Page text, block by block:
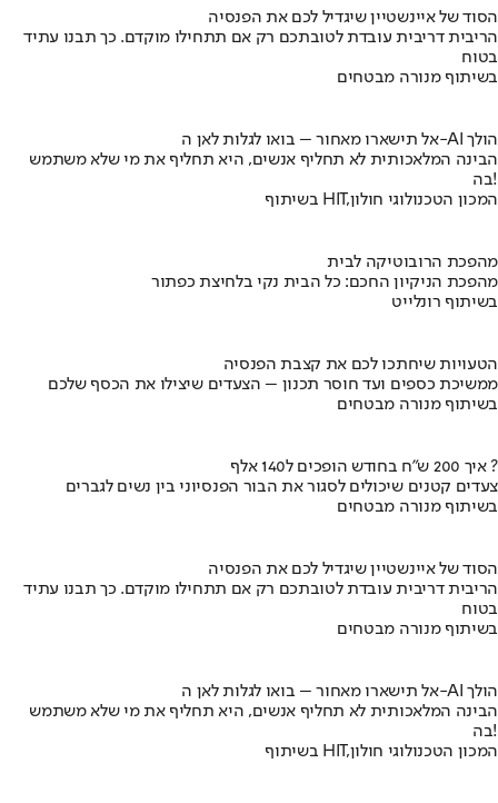
הסוד של איינשטיין שיגדיל לכם את הפנסיה
הריבית דריבית עובדת לטובתכם רק אם תתחילו מוקדם. כך תבנו עתיד
בטוח
בשיתוף מנורה מבטחים
אל תישארו מאחור – בואו לגלות לאן ה-AI הולך
הבינה המלאכותית לא תחליף אנשים, היא תחליף את מי שלא משתמש
בה!
בשיתוף HIT,המכון הטכנולוגי חולון
מהפכת הרובוטיקה לבית
מהפכת הניקיון החכם: כל הבית נקי בלחיצת כפתור
בשיתוף רונלייט
הטעויות שיחתכו לכם את קצבת הפנסיה
ממשיכת כספים ועד חוסר תכנון – הצעדים שיצילו את הכסף שלכם
בשיתוף מנורה מבטחים
איך 200 ש"ח בחודש הופכים ל140 אלף ?
צעדים קטנים שיכולים לסגור את הבור הפנסיוני בין נשים לגברים
בשיתוף מנורה מבטחים
הסוד של איינשטיין שיגדיל לכם את הפנסיה
הריבית דריבית עובדת לטובתכם רק אם תתחילו מוקדם. כך תבנו עתיד
בטוח
בשיתוף מנורה מבטחים
אל תישארו מאחור – בואו לגלות לאן ה-AI הולך
הבינה המלאכותית לא תחליף אנשים, היא תחליף את מי שלא משתמש
בה!
בשיתוף HIT,המכון הטכנולוגי חולון